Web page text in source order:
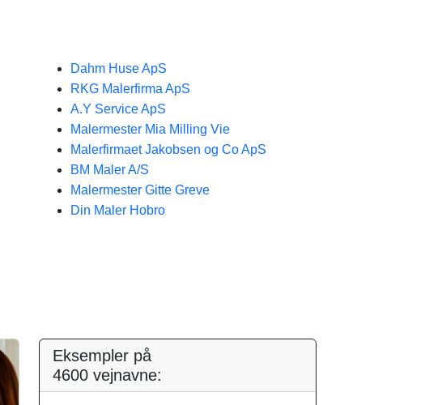
Dahm Huse ApS
RKG Malerfirma ApS
A.Y Service ApS
Malermester Mia Milling Vie
Malerfirmaet Jakobsen og Co ApS
BM Maler A/S
Malermester Gitte Greve
Din Maler Hobro
Eksempler på
4600 vejnavne: